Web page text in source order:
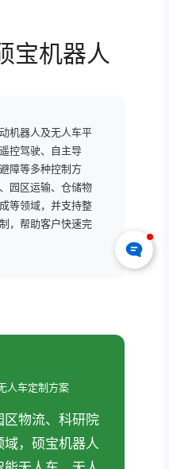
宝机器人
机器人及无人车平
控驾驶、自主导
障等多种控制方
园区运输、仓储物
等领域，并支持整
，帮助客户快速完
人车定制方案
区物流、科研院
，硕宝机器人